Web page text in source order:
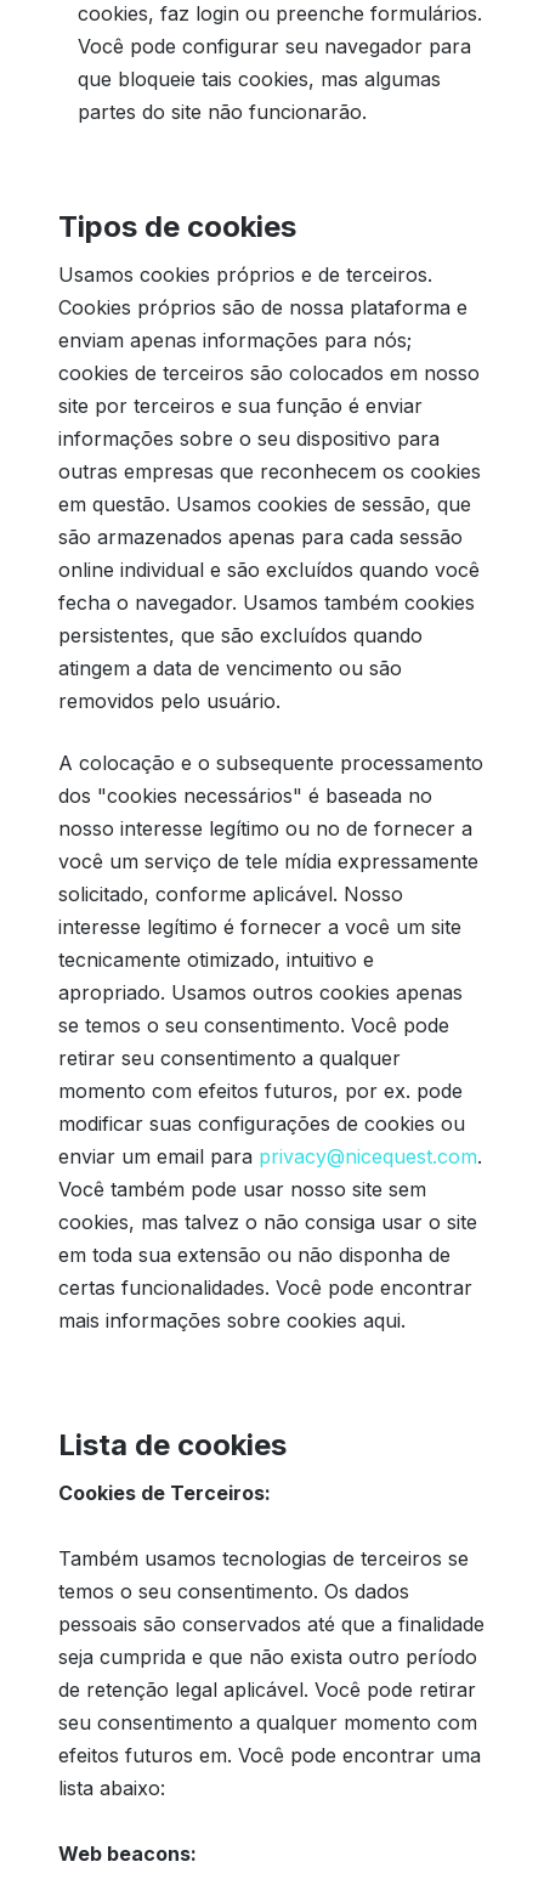
cookies, faz login ou preenche formulários.
Você pode configurar seu navegador para
que bloqueie tais cookies, mas algumas
partes do site não funcionarão.
Tipos de cookies
Usamos cookies próprios e de terceiros.
Cookies próprios são de nossa plataforma e
enviam apenas informações para nós;
cookies de terceiros são colocados em nosso
site por terceiros e sua função é enviar
informações sobre o seu dispositivo para
outras empresas que reconhecem os cookies
em questão. Usamos cookies de sessão, que
são armazenados apenas para cada sessão
online individual e são excluídos quando você
fecha o navegador. Usamos também cookies
persistentes, que são excluídos quando
atingem a data de vencimento ou são
removidos pelo usuário.
A colocação e o subsequente processamento
dos "cookies necessários" é baseada no
nosso interesse legítimo ou no de fornecer a
você um serviço de tele mídia expressamente
solicitado, conforme aplicável. Nosso
interesse legítimo é fornecer a você um site
tecnicamente otimizado, intuitivo e
apropriado. Usamos outros cookies apenas
se temos o seu consentimento. Você pode
retirar seu consentimento a qualquer
momento com efeitos futuros, por ex. pode
modificar suas configurações de cookies ou
enviar um email para privacy@nicequest.com.
Você também pode usar nosso site sem
cookies, mas talvez o não consiga usar o site
em toda sua extensão ou não disponha de
certas funcionalidades. Você pode encontrar
mais informações sobre cookies aqui.
Lista de cookies
Cookies de Terceiros:
Também usamos tecnologias de terceiros se
temos o seu consentimento. Os dados
pessoais são conservados até que a finalidade
seja cumprida e que não exista outro período
de retenção legal aplicável. Você pode retirar
seu consentimento a qualquer momento com
efeitos futuros em. Você pode encontrar uma
lista abaixo:
Web beacons: